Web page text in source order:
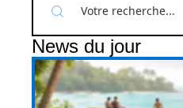
News du jour